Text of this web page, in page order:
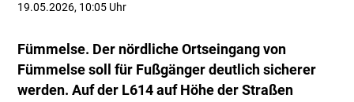
19.05.2026, 10:05 Uhr
Fümmelse. Der nördliche Ortseingang von
Fümmelse soll für Fußgänger deutlich sicherer
werden. Auf der L614 auf Höhe der Straßen